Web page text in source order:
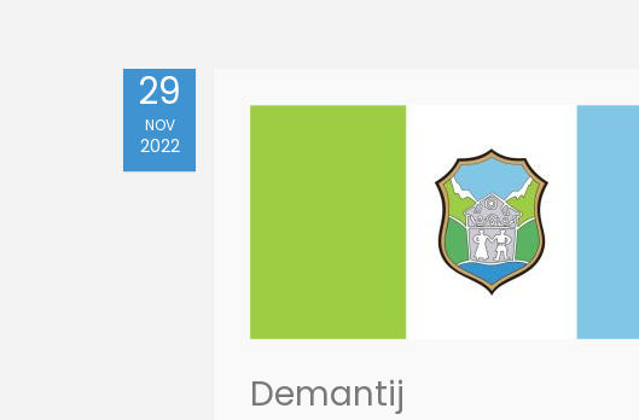
29
NOV
2022
Demantij